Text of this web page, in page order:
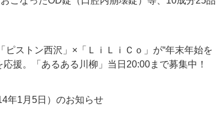
ピストン西沢」×「ＬｉＬｉＣｏ」が“年末年始を
援。「あるある川柳」当日20:00まで募集中！
年1月5日）のお知らせ